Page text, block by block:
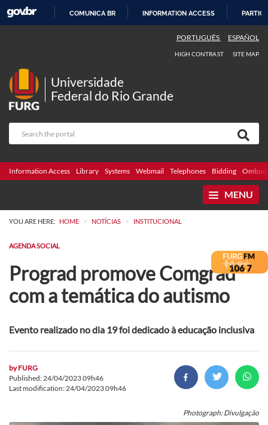
COMUNICA BR INFORMATION ACCESS
PORTUGUÊS ESPAÑOL
HIGH CONTRAST SITE MAP
Universidade
Federal do Rio Grande
Information Access Library Systems Webmail Telephones Bidding
MENU
YOU ARE HERE: HOME > NOTÍCIAS > INSTITUCIONAL
AGENDA SOCIAL
Prograd promove Comgrad
com a temática do autismo
Evento realizado no dia 19 foi dedicado à educação inclusiva
byFURG
Published: 24/04/2023 09h46
Last modification: 24/04/2023 09h46
Photograph: Divulgação